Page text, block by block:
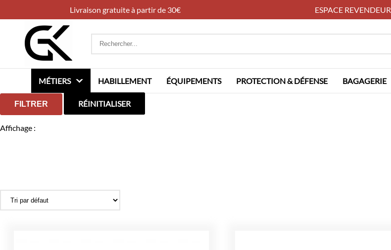
Livraison gratuite à partir de 30€ ESPACE REVENDEUR
Rechercher
MÉTIERS HABILLEMENT ÉQUIPEMENTS PROTECTION & DÉFENSE BAGAGERIE
FILTRER RÉINITIALISER
Affichage :